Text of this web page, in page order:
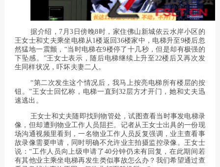
据介绍，7月3日傍晚8时，家住佛山新城依云水岸小区的
王女士和丈夫乘坐电梯从1楼返回36楼家中，电梯升至9楼后忽
然猛地一震颤，“当时电梯在9楼停了十几秒，但是却有极强的
下坠感。”王女士表示，随后电梯继续上升至22楼后又再次发
生同样状况，吓坏夫妻二人。
“第二次发生这个情况后，我马上按亮电梯所有楼层的按
钮。”王女士回忆称，电梯一直到32层方才开门，她和丈夫迅
速逃出。
王女士和丈夫随即找到物管处，试图查看当时事发电梯录
像，但却遭到物业工作人员阻拦。记者从王女士出具的一份现
场沟通视频里看到，一名物业工作人员反复强调，业主查看事
故录像需要申请，同时明确不允许业主拍摄监控录像。王女士
说：“工作人员向上级申请了40分钟仍未有回复，在此期间若
有其他业主乘坐电梯再发生类似事故怎么办？我们希望通过查